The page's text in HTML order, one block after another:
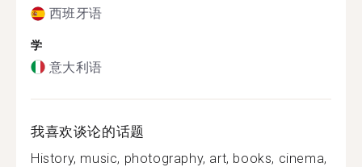
西班牙语
学
意大利语
我喜欢谈论的话题
History, music, photography, art, books, cinema,